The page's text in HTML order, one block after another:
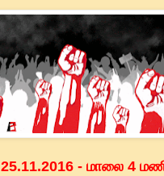
25.11.2016 - மாலை 4